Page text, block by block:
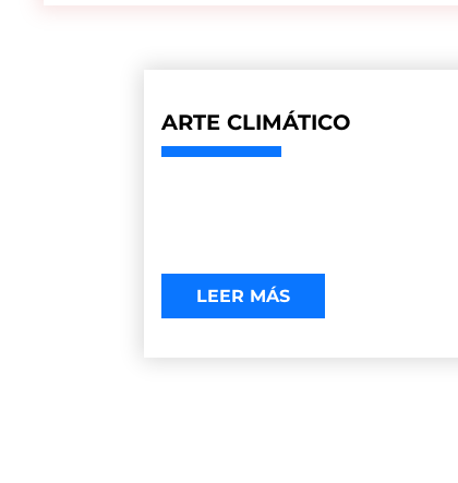
ARTE CLIMÁTICO
LEER MÁS